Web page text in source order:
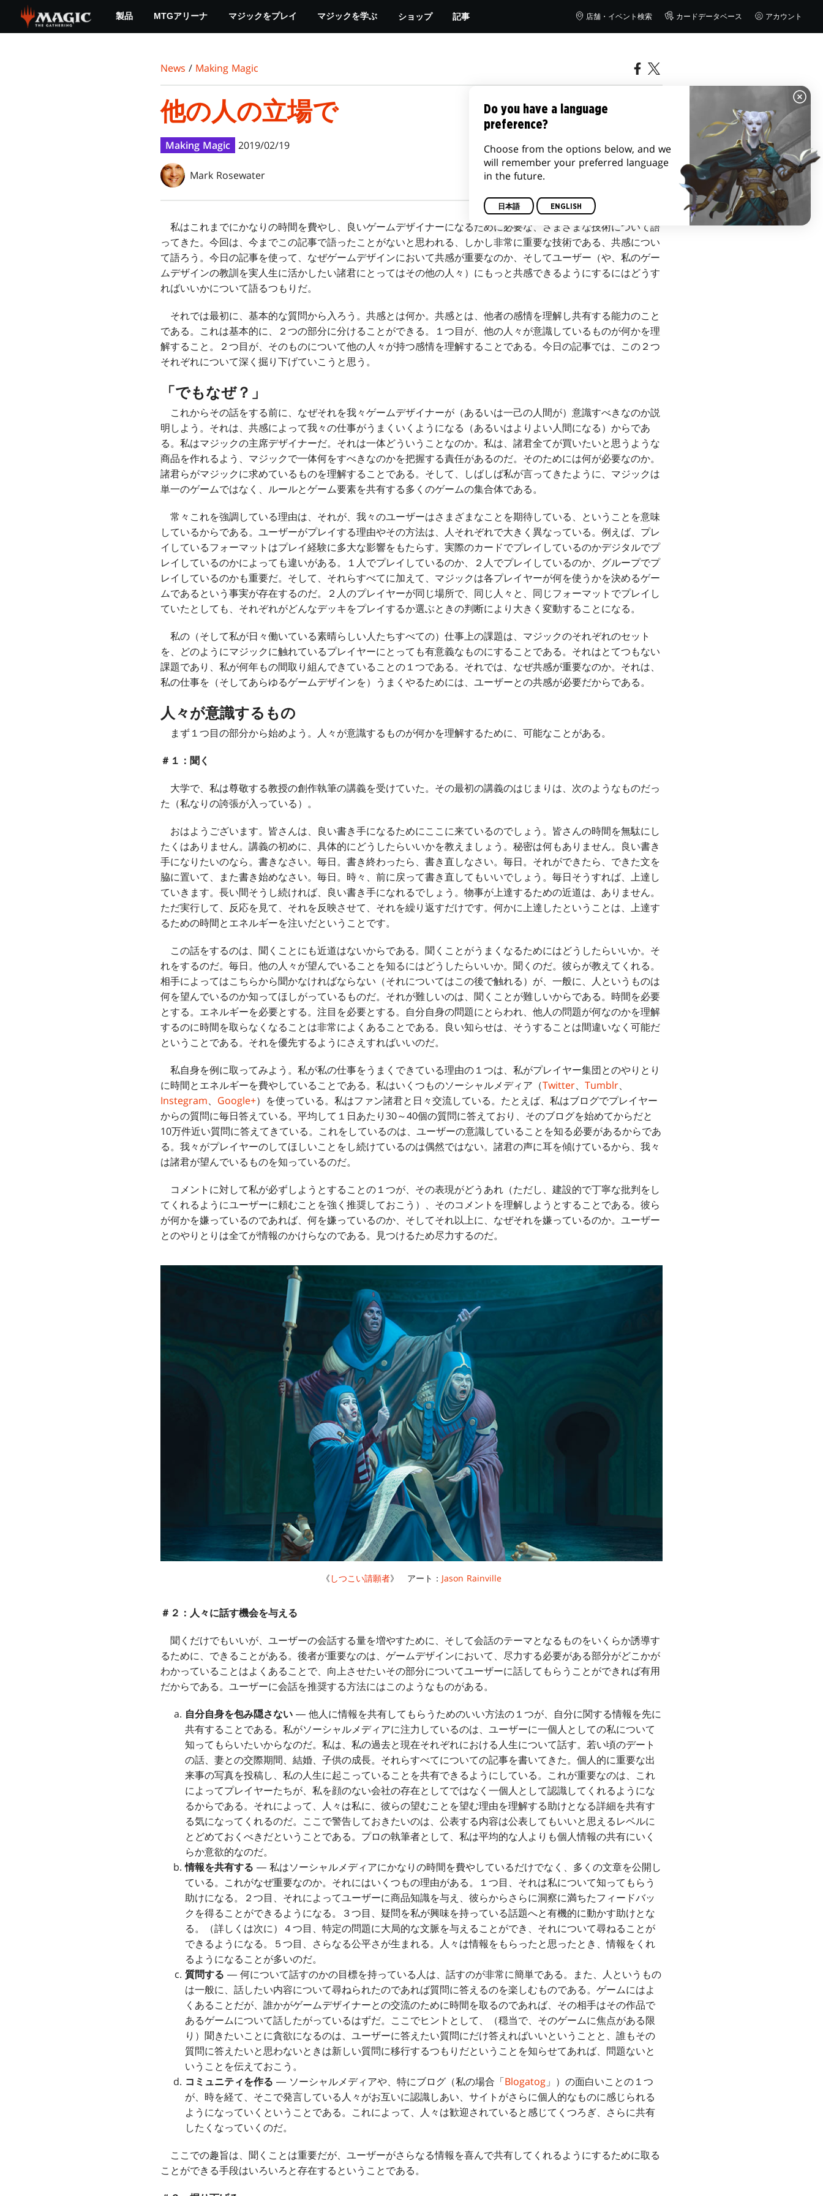
main
製品 MTGアリーナ マジックをプレイ マジックを学ぶ ショップ 記事 店舗・イベント検索 カードデータベース アカウント
News / Making Magic
他の人の立場で
Making Magic 2019/02/19
Mark Rosewater
私はこれまでにかなりの時間を費やし、良いゲームデザイナーになるために必要な、さまざまな技術について語
ってきた。今回は、今までこの記事で語ったことがないと思われる、しかし非常に重要な技術である、共感につい
て語ろう。今日の記事を使って、なぜゲームデザインにおいて共感が重要なのか、そしてユーザー（や、私のゲー
ムデザインの教訓を実人生に活かしたい諸君にとってはその他の人々）にもっと共感できるようにするにはどうす
ればいいかについて語るつもりだ。
それでは最初に、基本的な質問から入ろう。共感とは何か。共感とは、他者の感情を理解し共有する能力のこと
である。これは基本的に、２つの部分に分けることができる。１つ目が、他の人々が意識しているものが何かを理
解すること。２つ目が、そのものについて他の人々が持つ感情を理解することである。今日の記事では、この２つ
それぞれについて深く掘り下げていこうと思う。
「でもなぜ？」
これからその話をする前に、なぜそれを我々ゲームデザイナーが（あるいは一己の人間が）意識すべきなのか説
明しよう。それは、共感によって我々の仕事がうまくいくようになる（あるいはよりよい人間になる）からであ
る。私はマジックの主席デザイナーだ。それは一体どういうことなのか。私は、諸君全てが買いたいと思うような
商品を作れるよう、マジックで一体何をすべきなのかを把握する責任があるのだ。そのためには何が必要なのか。
諸君らがマジックに求めているものを理解することである。そして、しばしば私が言ってきたように、マジックは
単一のゲームではなく、ルールとゲーム要素を共有する多くのゲームの集合体である。
常々これを強調している理由は、それが、我々のユーザーはさまざまなことを期待している、ということを意味
しているからである。ユーザーがプレイする理由やその方法は、人それぞれで大きく異なっている。例えば、プレ
イしているフォーマットはプレイ経験に多大な影響をもたらす。実際のカードでプレイしているのかデジタルでプ
レイしているのかによっても違いがある。１人でプレイしているのか、２人でプレイしているのか、グループでプ
レイしているのかも重要だ。そして、それらすべてに加えて、マジックは各プレイヤーが何を使うかを決めるゲー
ムであるという事実が存在するのだ。２人のプレイヤーが同じ場所で、同じ人々と、同じフォーマットでプレイし
ていたとしても、それぞれがどんなデッキをプレイするか選ぶときの判断により大きく変動することになる。
私の（そして私が日々働いている素晴らしい人たちすべての）仕事上の課題は、マジックのそれぞれのセット
を、どのようにマジックに触れているプレイヤーにとっても有意義なものにすることである。それはとてつもない
課題であり、私が何年もの間取り組んできていることの１つである。それでは、なぜ共感が重要なのか。それは、
私の仕事を（そしてあらゆるゲームデザインを）うまくやるためには、ユーザーとの共感が必要だからである。
人々が意識するもの
まず１つ目の部分から始めよう。人々が意識するものが何かを理解するために、可能なことがある。
＃１：聞く
大学で、私は尊敬する教授の創作執筆の講義を受けていた。その最初の講義のはじまりは、次のようなものだっ
た（私なりの誇張が入っている）。
おはようございます。皆さんは、良い書き手になるためにここに来ているのでしょう。皆さんの時間を無駄にし
たくはありません。講義の初めに、具体的にどうしたらいいかを教えましょう。秘密は何もありません。良い書き
手になりたいのなら。書きなさい。毎日。書き終わったら、書き直しなさい。毎日。それができたら、できた文を
脇に置いて、また書き始めなさい。毎日。時々、前に戻って書き直してもいいでしょう。毎日そうすれば、上達し
ていきます。長い間そうし続ければ、良い書き手になれるでしょう。物事が上達するための近道は、ありません。
ただ実行して、反応を見て、それを反映させて、それを繰り返すだけです。何かに上達したということは、上達す
るための時間とエネルギーを注いだということです。
この話をするのは、聞くことにも近道はないからである。聞くことがうまくなるためにはどうしたらいいか。そ
れをするのだ。毎日。他の人々が望んでいることを知るにはどうしたらいいか。聞くのだ。彼らが教えてくれる。
相手によってはこちらから聞かなければならない（それについてはこの後で触れる）が、一般に、人というものは
何を望んでいるのか知ってほしがっているものだ。それが難しいのは、聞くことが難しいからである。時間を必要
とする。エネルギーを必要とする。注目を必要とする。自分自身の問題にとらわれ、他人の問題が何なのかを理解
するのに時間を取らなくなることは非常によくあることである。良い知らせは、そうすることは間違いなく可能だ
ということである。それを優先するようにさえすればいいのだ。
私自身を例に取ってみよう。私が私の仕事をうまくできている理由の１つは、私がプレイヤー集団とのやりとり
に時間とエネルギーを費やしていることである。私はいくつものソーシャルメディア（Twitter、 Tumblr、
Instegram、 Google+）を使っている。私はファン諸君と日々交流している。たとえば、私はブログでプレイヤー
からの質問に毎日答えている。平均して１日あたり30～40個の質問に答えており、そのブログを始めてからだと
10万件近い質問に答えてきている。これをしているのは、ユーザーの意識していることを知る必要があるからであ
る。我々がプレイヤーのしてほしいことをし続けているのは偶然ではない。諸君の声に耳を傾けているから、我々
は諸君が望んでいるものを知っているのだ。
コメントに対して私が必ずしようとすることの１つが、その表現がどうあれ（ただし、建設的で丁寧な批判をし
てくれるようにユーザーに頼むことを強く推奨しておこう）、そのコメントを理解しようとすることである。彼ら
が何かを嫌っているのであれば、何を嫌っているのか、そしてそれ以上に、なぜそれを嫌っているのか。ユーザー
とのやりとりは全てが情報のかけらなのである。見つけるため尽力するのだ。
《 しつこい請願者》 アート： Jason Rainville
＃２：人々に話す機会を与える
聞くだけでもいいが、ユーザーの会話する量を増やすために、そして会話のテーマとなるものをいくらか誘導す
るために、できることがある。後者が重要なのは、ゲームデザインにおいて、尽力する必要がある部分がどこかが
わかっていることはよくあることで、向上させたいその部分についてユーザーに話してもらうことができれば有用
だからである。ユーザーに会話を推奨する方法にはこのようなものがある。
自分自身を包み隠さない ― 他人に情報を共有してもらうためのいい方法の１つが、自分に関する情報を先に
共有することである。私がソーシャルメディアに注力しているのは、ユーザーに一個人としての私について
知ってもらいたいからなのだ。私は、私の過去と現在それぞれにおける人生について話す。若い頃のデート
の話、妻との交際期間、結婚、子供の成長。それらすべてについての記事を書いてきた。個人的に重要な出
来事の写真を投稿し、私の人生に起こっていることを共有できるようにしている。これが重要なのは、これ
によってプレイヤーたちが、私を顔のない会社の存在としてではなく一個人として認識してくれるようにな
るからである。それによって、人々は私に、彼らの望むことを望む理由を理解する助けとなる詳細を共有す
る気になってくれるのだ。ここで警告しておきたいのは、公表する内容は公表してもいいと思えるレベルに
とどめておくべきだということである。プロの執筆者として、私は平均的な人よりも個人情報の共有にいく
らか意欲的なのだ。
情報を共有する ― 私はソーシャルメディアにかなりの時間を費やしているだけでなく、多くの文章を公開し
ている。これがなぜ重要なのか。それにはいくつもの理由がある。１つ目、それは私について知ってもらう
助けになる。２つ目、それによってユーザーに商品知識を与え、彼らからさらに洞察に満ちたフィードバッ
クを得ることができるようになる。３つ目、疑問を私が興味を持っている話題へと有機的に動かす助けとな
る。（詳しくは次に）４つ目、特定の問題に大局的な文脈を与えることができ、それについて尋ねることが
できるようになる。５つ目、さらなる公平さが生まれる。人々は情報をもらったと思ったとき、情報をくれ
るようになることが多いのだ。
質問する ― 何について話すのかの目標を持っている人は、話すのが非常に簡単である。また、人というもの
は一般に、話したい内容について尋ねられたのであれば質問に答えるのを楽しむものである。ゲームにはよ
くあることだが、誰かがゲームデザイナーとの交流のために時間を取るのであれば、その相手はその作品で
あるゲームについて話したがっているはずだ。ここでヒントとして、（穏当で、そのゲームに焦点がある限
り）聞きたいことに貪欲になるのは、ユーザーに答えたい質問にだけ答えればいいということと、誰もその
質問に答えたいと思わないときは新しい質問に移行するつもりだということを知らせてあれば、問題ないと
いうことを伝えておこう。
コミュニティを作る ― ソーシャルメディアや、特にブログ（私の場合「Blogatog 」）の面白いことの１つ
が、時を経て、そこで発言している人々がお互いに認識しあい、サイトがさらに個人的なものに感じられる
ようになっていくということである。これによって、人々は歓迎されていると感じてくつろぎ、さらに共有
したくなっていくのだ。
ここでの趣旨は、聞くことは重要だが、ユーザーがさらなる情報を喜んで共有してくれるようにするために取る
ことができる手段はいろいろと存在するということである。
Do you have a language
preference?
Choose from the options below, and we
will remember your preferred language
in the future.
日本語 ENGLISH